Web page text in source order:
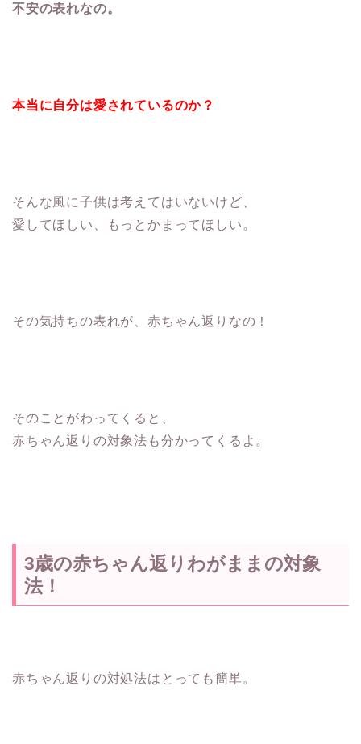
不安の表れなの。
本当に自分は愛されているのか？
そんな風に子供は考えてはいないけど、
愛してほしい、もっとかまってほしい。
その気持ちの表れが、赤ちゃん返りなの！
そのことがわってくると、
赤ちゃん返りの対象法も分かってくるよ。
3歳の赤ちゃん返りわがままの対象
法！
赤ちゃん返りの対処法はとっても簡単。